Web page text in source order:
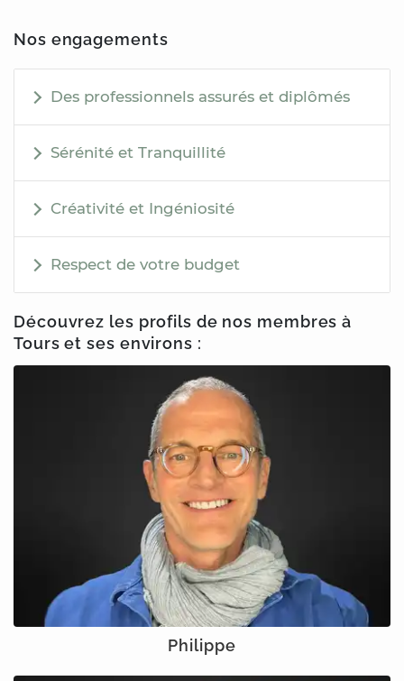
Nos engagements
Des professionnels assurés et diplômés
Sérénité et Tranquillité
Créativité et Ingéniosité
Respect de votre budget
Découvrez les profils de nos membresà
Tours et ses environs :
Philippe